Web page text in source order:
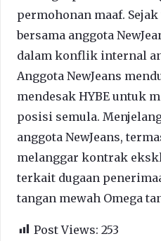
permohonan maaf.
bersama anggota
dalam konflik internal
Anggota NewJeans
mendesak HYBE untuk
posisi semula.
anggota NewJeans,
melanggar kontrak
terkait dugaan
tangan mewah Omega
Post Views: 253